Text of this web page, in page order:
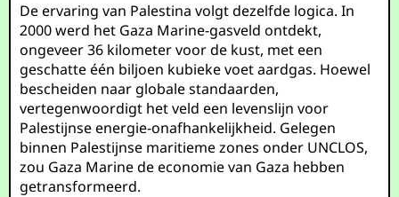
De ervaring van Palestina volgt dezelfde logica. In
2000 werd het Gaza Marine-gasveld ontdekt,
ongeveer 36 kilometer voor de kust, met een
geschatte één biljoen kubieke voet aardgas. Hoewel
bescheiden naar globale standaarden,
vertegenwoordigt het veld een levenslijn voor
Palestijnse energie-onafhankelijkheid. Gelegen
binnen Palestijnse maritieme zones onder UNCLOS,
zou Gaza Marine de economie van Gaza hebben
getransformeerd.